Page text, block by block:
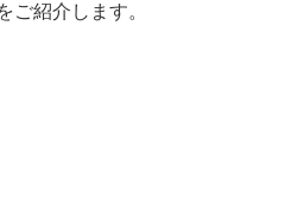
ご紹介します。